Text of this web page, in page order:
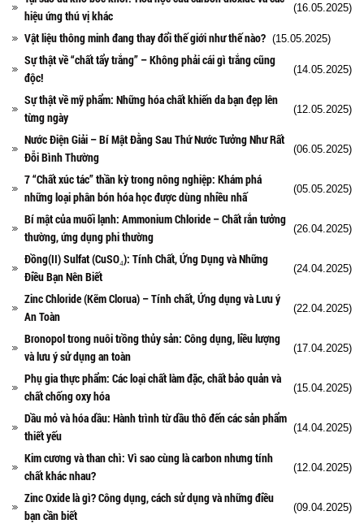
hiệu ứng thú vị khác
(16.05.2025)
Vật liệu thông minh đang thay đổi thế giới như thế nào? (15.05.2025)
Sự thật về “chất tẩy trắng” – Không phải cái gì trắng cũng
độc!
(14.05.2025)
Sự thật về mỹ phẩm: Những hóa chất khiến da bạn đẹp lên
từng ngày
(12.05.2025)
Nước Điện Giải – Bí Mật Đằng Sau Thứ Nước Tưởng Như Rất
Đỗi Bình Thường
(06.05.2025)
7 “Chất xúc tác” thần kỳ trong nông nghiệp: Khám phá
những loại phân bón hóa học được dùng nhiều nhấ
(05.05.2025)
Bí mật của muối lạnh: Ammonium Chloride – Chất rắn tưởng
thường, ứng dụng phi thường
(26.04.2025)
Đồng(II) Sulfat (CuSO₄): Tính Chất, Ứng Dụng và Những
Điều Bạn Nên Biết
(24.04.2025)
Zinc Chloride (Kẽm Clorua) – Tính chất, Ứng dụng và Lưu ý
An Toàn
(22.04.2025)
Bronopol trong nuôi trồng thủy sản: Công dụng, liều lượng
và lưu ý sử dụng an toàn
(17.04.2025)
Phụ gia thực phẩm: Các loại chất làm đặc, chất bảo quản và
chất chống oxy hóa
(15.04.2025)
Dầu mỏ và hóa dầu: Hành trình từ dầu thô đến các sản phẩm
thiết yếu
(14.04.2025)
Kim cương và than chì: Vì sao cùng là carbon nhưng tính
chất khác nhau?
(12.04.2025)
Zinc Oxide là gì? Công dụng, cách sử dụng và những điều
bạn cần biết
(09.04.2025)